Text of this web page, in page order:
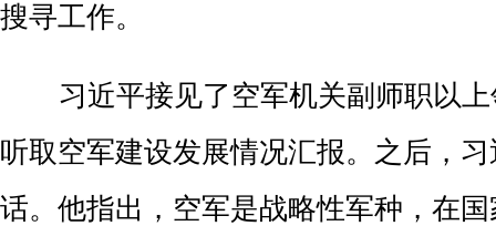
搜寻工作。
习近平接见了空军机关副师职以
听取空军建设发展情况汇报。之后，
话。他指出，空军是战略性军种，在